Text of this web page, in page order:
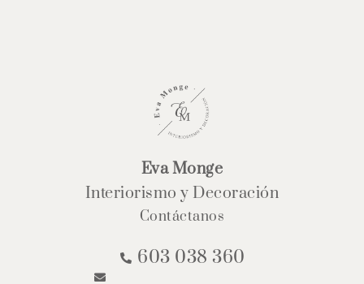
Eva Monge
Interiorismo y Decoración
Contáctanos
603 038 360